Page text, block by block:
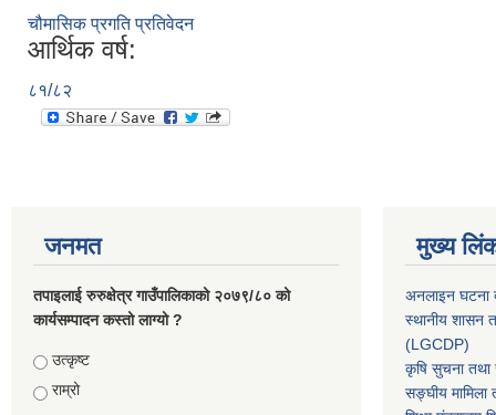
चौमासिक प्रगति प्रतिवेदन
आर्थिक वर्ष:
८१/८२
जनमत
तपाइलाई रुरुक्षेत्र गाउँपालिकाको २०७९/८० को
कार्यसम्पादन कस्तो लाग्यो ?
Choices
उत्कृष्ट
राम्रो
मुख्य
अनलाइन घटना
स्थानीय शासन
(LGCDP)
कृषि सुचना तथा
सङ्घीय मामिला